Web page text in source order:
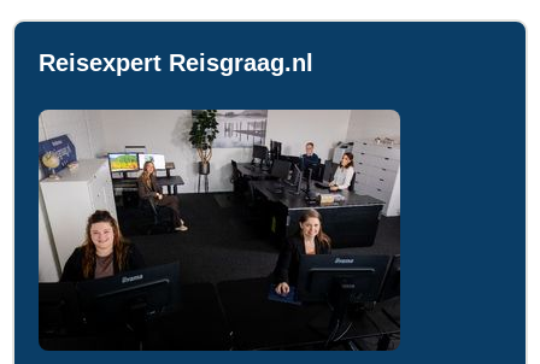
Reisexpert Reisgraag.nl